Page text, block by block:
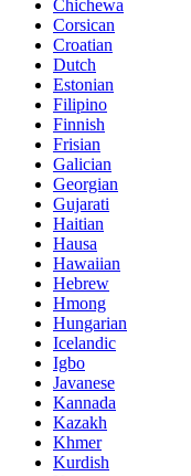
Chichewa
Corsican
Croatian
Dutch
Estonian
Filipino
Finnish
Frisian
Galician
Georgian
Gujarati
Haitian
Hausa
Hawaiian
Hebrew
Hmong
Hungarian
Icelandic
Igbo
Javanese
Kannada
Kazakh
Khmer
Kurdish